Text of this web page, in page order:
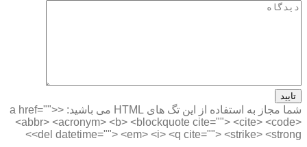
تایید
شما مجاز به استفاده از این تگ های HTML می باشید:
<a href="">
<abbr> <acronym> <b> <blockquote cite=""> <cite> <code>
<del datetime=""> <em> <i> <q cite=""> <strike> <strong>